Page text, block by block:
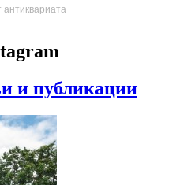
и публикации